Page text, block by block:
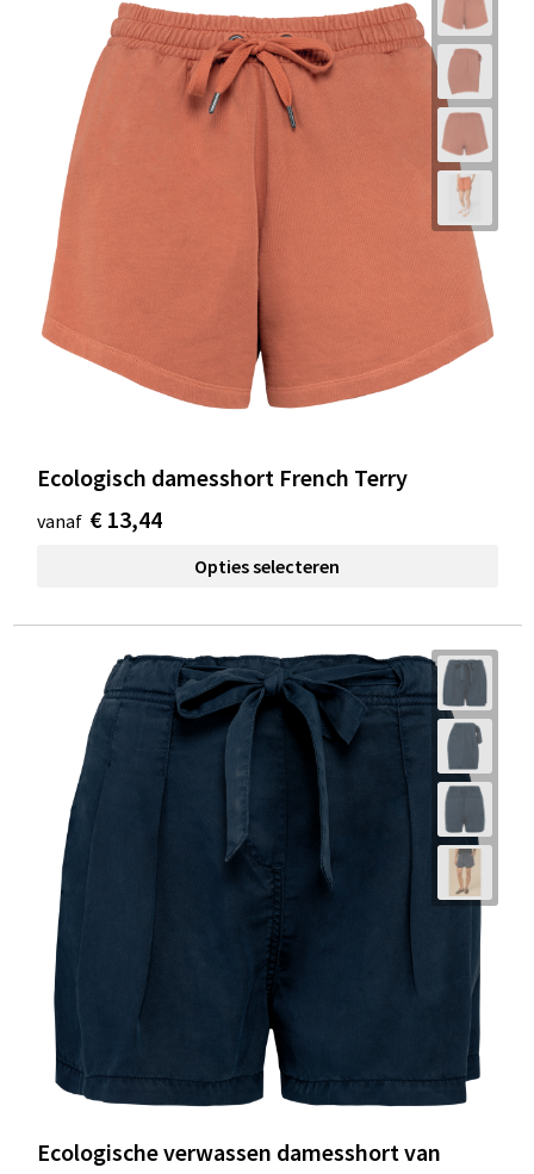
Ecologisch damesshort French Terry
vanaf € 13,44
Opties selecteren
Ecologische verwassen damesshort van